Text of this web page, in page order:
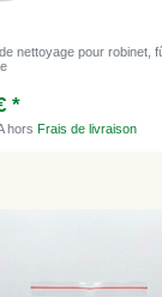
nettoyage pour robinet,
*
horsFrais de livraison